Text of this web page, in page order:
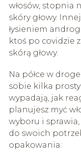
włosów, stopnia
skóry głowy.
łysieniem
ktoś po covidzie
skórą głowy.
Na półce w
sobie kilka
wypadają, jak
planujesz myć
wyboru i
do swoich
opakowania: